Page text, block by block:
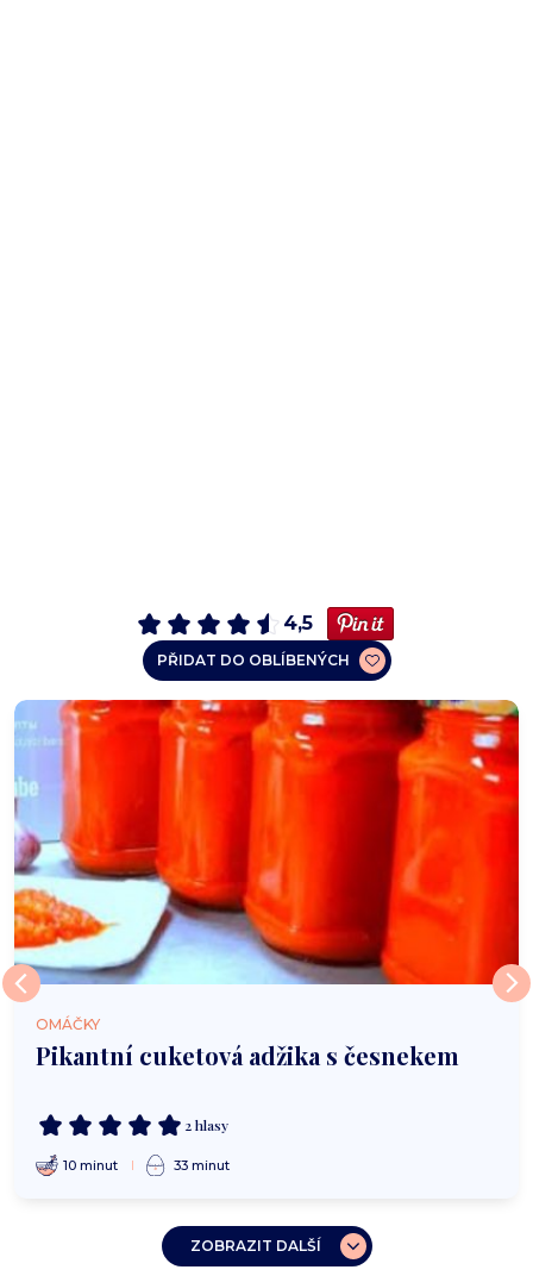
4,5
PŘIDAT DO OBLÍBENÝCH
OMÁČKY
Pikantní cuketová adžika s česnekem
2 hlasy
10 minut 33 minut
ZOBRAZIT DALŠÍ